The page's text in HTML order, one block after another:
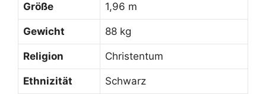
Größe 1,96 m
Gewicht 88 kg
Religion Christentum
Ethnizität Schwarz